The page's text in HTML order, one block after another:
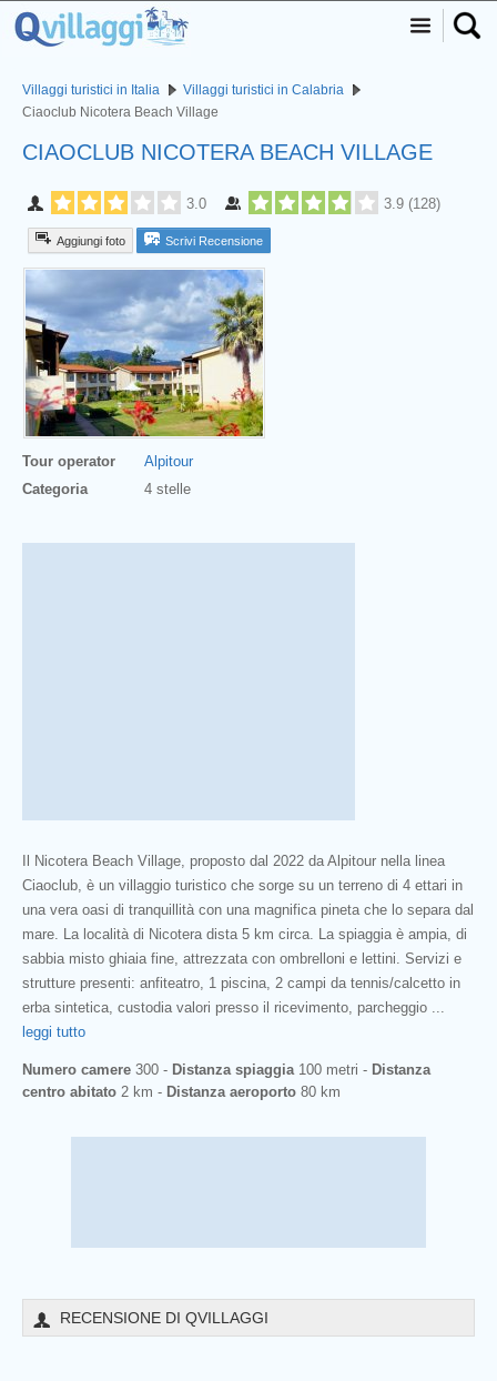
Villaggi turistici in Italia
Villaggi turistici in Calabria
Ciaoclub Nicotera Beach Village
CIAOCLUB NICOTERA BEACH VILLAGE
3.0 3.9 (128)
Aggiungi foto Scrivi Recensione
Tour operator
Alpitour
Categoria
4 stelle
Il Nicotera Beach Village, proposto dal 2022 da Alpitour nella linea
Ciaoclub, è un villaggio turistico che sorge su un terreno di 4 ettari in
una vera oasi di tranquillità con una magnifica pineta che lo separa dal
mare. La località di Nicotera dista 5 km circa. La spiaggia è ampia, di
sabbia misto ghiaia fine, attrezzata con ombrelloni e lettini. Servizi e
strutture presenti: anfiteatro, 1 piscina, 2 campi da tennis/calcetto in
erba sintetica, custodia valori presso il ricevimento, parcheggio
leggi tutto
Numero camere 300 - Distanza spiaggia 100 metri - Distanza
centro abitato 2 km - Distanza aeroporto 80 km
RECENSIONE DI QVILLAGGI